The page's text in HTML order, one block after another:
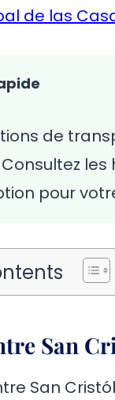
de las
de
pour
San
San